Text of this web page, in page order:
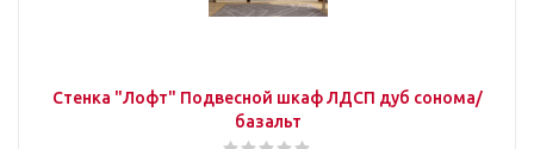
Стенка "Лофт" Подвесной шкаф ЛДСП дуб сонома/
базальт